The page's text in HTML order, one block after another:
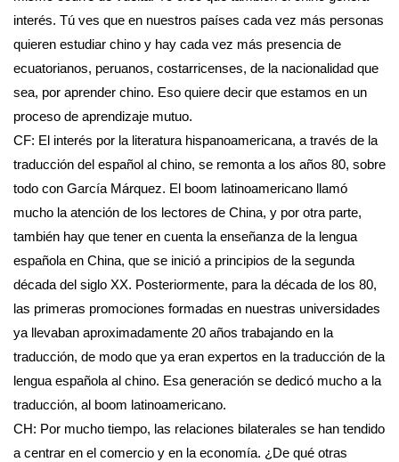
interés. Tú ves que en nuestros países cada vez más personas
quieren estudiar chino y hay cada vez más presencia de
ecuatorianos, peruanos, costarricenses, de la nacionalidad que
sea, por aprender chino. Eso quiere decir que estamos en un
proceso de aprendizaje mutuo.
CF: El interés por la literatura hispanoamericana, a través de la
traducción del español al chino, se remonta a los años 80, sobre
todo con García Márquez. El boom latinoamericano llamó
mucho la atención de los lectores de China, y por otra parte,
también hay que tener en cuenta la enseñanza de la lengua
española en China, que se inició a principios de la segunda
década del siglo XX. Posteriormente, para la década de los 80,
las primeras promociones formadas en nuestras universidades
ya llevaban aproximadamente 20 años trabajando en la
traducción, de modo que ya eran expertos en la traducción de la
lengua española al chino. Esa generación se dedicó mucho a la
traducción, al boom latinoamericano.
CH: Por mucho tiempo, las relaciones bilaterales se han tendido
a centrar en el comercio y en la economía. ¿De qué otras